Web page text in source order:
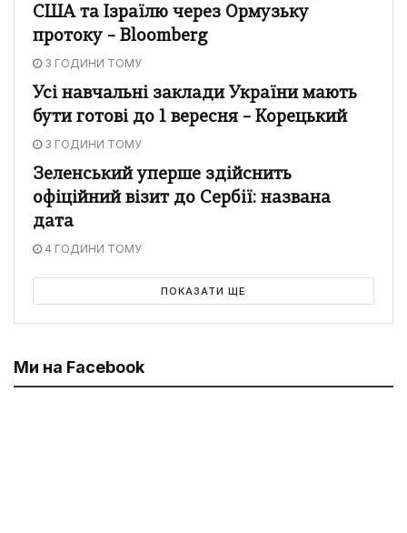
США та Ізраїлю через Ормузьку
протоку – Bloomberg
3 ГОДИНИ ТОМУ
Усі навчальні заклади України мають
бути готові до 1 вересня – Корецький
3 ГОДИНИ ТОМУ
Зеленський уперше здійснить
офіційний візит до Сербії: названа
дата
4 ГОДИНИ ТОМУ
ПОКАЗАТИ ЩЕ
Ми на Facebook